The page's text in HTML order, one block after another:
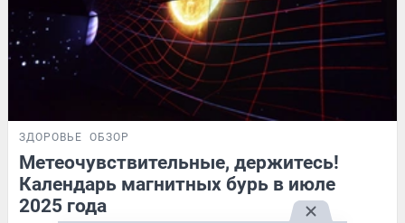
ЗДОРОВЬЕ ОБЗОР
Метеочувствительные, держитесь!
Календарь магнитных бурь в июле
2025 года